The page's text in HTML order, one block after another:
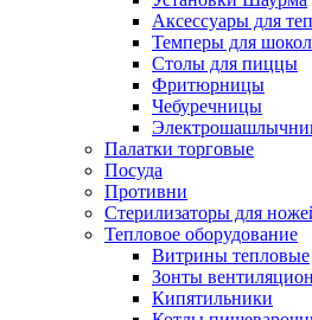
Аксессуары для
Темперы для
Столы для пиццы
Фритюрницы
Чебуречницы
Палатки торговые
Посуда
Противни
Стерилизаторы для
Тепловое оборудование
Витрины тепловые
Зонты
Кипятильники